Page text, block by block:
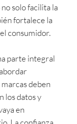
solo facilita la
fortalece la
consumidor.
parte integral
deben
los datos y
en